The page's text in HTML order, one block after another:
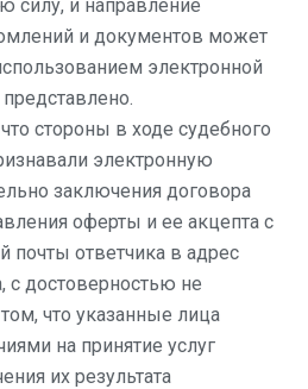
силу, и направление
и документов может
электронной
стороны в ходе судебного
электронную
заключения договора
оферты и ее акцепта с
почты ответчика в адрес
с достоверностью не
что указанные лица
на принятие услуг
их результата